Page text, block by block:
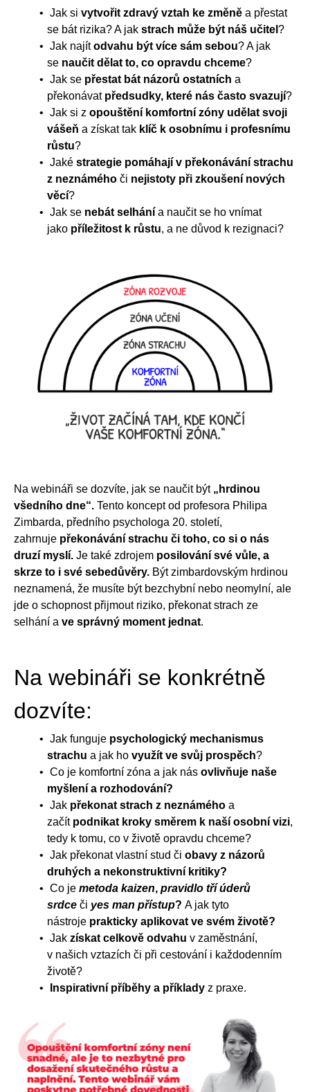
Jak si vytvořit zdravý vztah ke změněa přestat
se bát rizika? A jak strach může být náš učitel ?
Jak najítodvahu být více sám sebou? A jak
se naučit dělat to, co opravdu chceme?
Jak se přestat bát názorů ostatních a
překonávat předsudky, které nás často svazují?
Jak si z opouštění komfortní zóny udělat svoji
vášeň a získat tak klíč k osobnímu i profesnímu
růstu?
Jaké strategie pomáhají v překonávání strachu
z neznámého či nejistoty při zkoušení nových
věcí?
Jak se nebát selhánía naučit se ho vnímat
jako příležitost k růstu, a ne důvod k rezignaci?
Na webináři se dozvíte, jak se naučit být „hrdinou
všedního dne“. Tento koncept od profesora Philipa
Zimbarda, předního psychologa 20. století,
zahrnuje překonávání strachu či toho, co si o nás
druzí myslí. Je také zdrojem posilování své vůle, a
skrze to i své sebedůvěry. Být zimbardovským hrdinou
neznamená, že musíte být bezchybní nebo neomylní, ale
jde o schopnost přijmout riziko, překonat strach ze
selhání a ve správný moment jednat.
Na webináři se konkrétně
dozvíte:
Jak funguje psychologický mechanismus
strachu a jak ho využít ve svůj prospěch?
Co je komfortní zóna a jak nás ovlivňuje naše
myšlení a rozhodování?
Jak překonat strach z neznáméhoa
začít podnikat kroky směrem k naší osobní vizi,
tedy k tomu, co v životě opravdu chceme?
Jak překonat vlastní stud či obavy z názorů
druhých a nekonstruktivní kritiky?
Co je metoda kaizen, pravidlo tří úderů
srdce či yes man přístup? A jak tyto
nástroje prakticky aplikovat ve svém životě?
Jak získat celkově odvahu v zaměstnání,
v našich vztazích či při cestování i každodenním
životě?
Inspirativní příběhy a příkladyz praxe.